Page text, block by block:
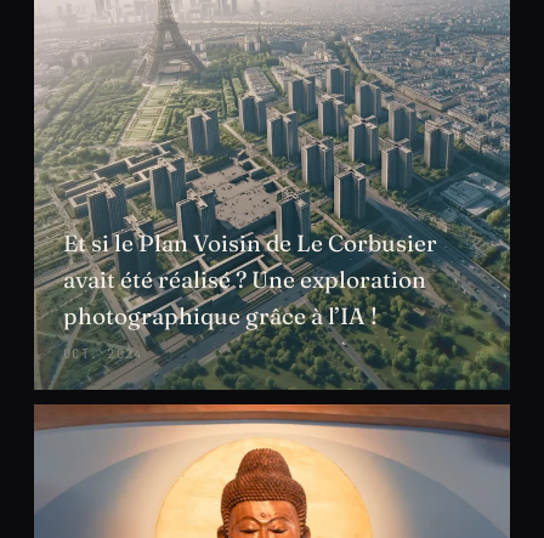
Et si le Plan Voisin de Le Corbusier
avait été réalisé ? Une exploration
photographique grâce à l’IA !
OCT. 2024